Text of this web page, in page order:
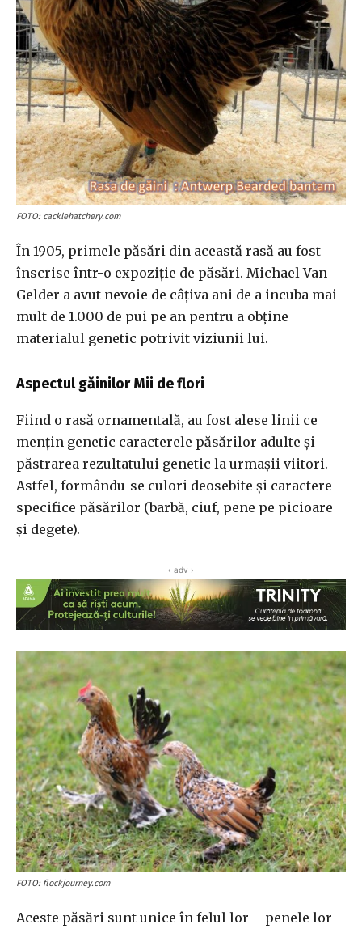
FOTO: cacklehatchery.com
În 1905, primele păsări din această rasă au fost
înscrise într-o expoziție de păsări. Michael Van
Gelder a avut nevoie de câțiva ani de a incuba mai
mult de 1.000 de pui pe an pentru a obține
materialul genetic potrivit viziunii lui.
Aspectul găinilor Mii de flori
Fiind o rasă ornamentală, au fost alese linii ce
mențin genetic caracterele păsărilor adulte și
păstrarea rezultatului genetic la urmașii viitori.
Astfel, formându-se culori deosebite și caractere
specifice păsărilor (barbă, ciuf, pene pe picioare
și degete).
‹ adv ›
FOTO: flockjourney.com
Aceste păsări sunt unice în felul lor – penele lor